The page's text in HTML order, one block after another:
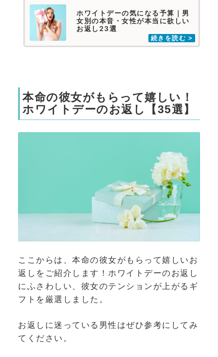
ホワイトデーの気になる予算｜男
女別の本音・女性が本当に欲しい
お返し23選
本命の彼女がもらって嬉しい！
ホワイトデーのお返し【35選】
ここからは、本命の彼女がもらって嬉しいお
返しをご紹介します！ホワイトデーのお返し
にふさわしい、彼女のテンションが上がるギ
フトを厳選しました。
お返しに迷っている男性はぜひ参考にしてみ
てください。